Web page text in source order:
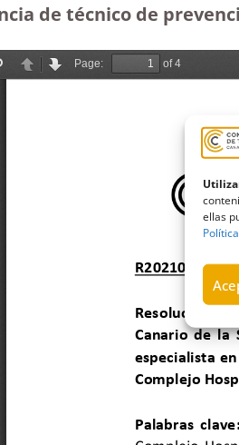
ellas
de técnico de